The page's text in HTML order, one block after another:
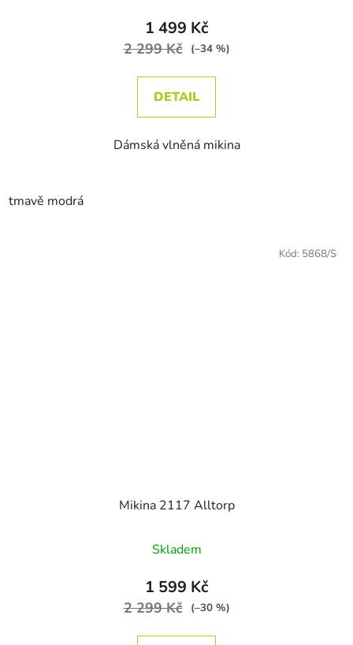
1 499 Kč
2 299 Kč (–34 %)
DETAIL
Dámská vlněná mikina
tmavě modrá
Mikina 2117 Alltorp
Skladem
1 599 Kč
2 299 Kč (–30 %)
Kód: 5868/S